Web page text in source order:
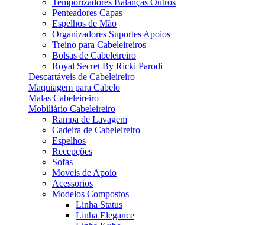
Temporizadores Balanças Outros
Penteadores Capas
Espelhos de Mão
Organizadores Suportes Apoios
Treino para Cabeleireiros
Bolsas de Cabeleireiro
Royal Secret By Ricki Parodi
Descartáveis de Cabeleireiro
Maquiagem para Cabelo
Malas Cabeleireiro
Mobiliário Cabeleireiro
Rampa de Lavagem
Cadeira de Cabeleireiro
Espelhos
Recepções
Sofas
Moveis de Apoio
Acessorios
Modelos Compostos
Linha Status
Linha Elegance